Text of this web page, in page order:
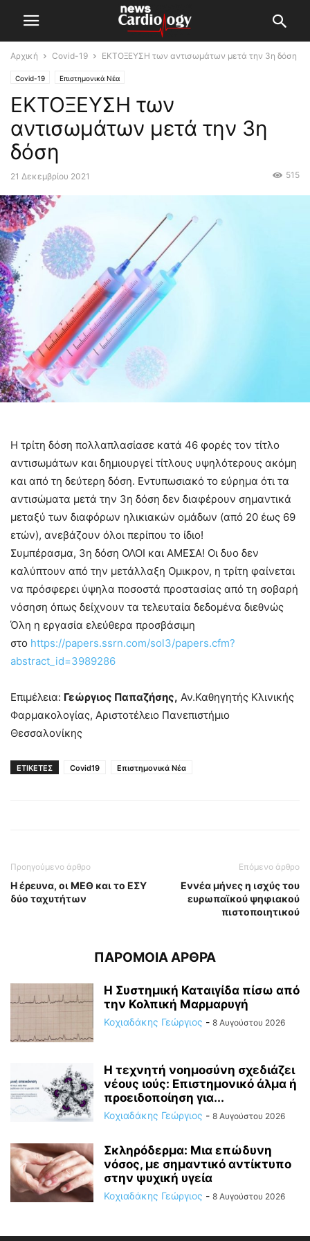
Αρχική Covid-19 ΕΚΤΟΞΕΥΣΗ των αντισωμάτων μετά την 3η δόση
Covid-19 Επιστημονικά Νέα
ΕΚΤΟΞΕΥΣΗ των
αντισωμάτων μετά την 3η
δόση
21 Δεκεμβρίου 2021 515
Η τρίτη δόση πολλαπλασίασε κατά 46 φορές τον τίτλο
αντισωμάτων και δημιουργεί τίτλους υψηλότερους ακόμη
και από τη δεύτερη δόση. Εντυπωσιακό το εύρημα ότι τα
αντισώματα μετά την 3η δόση δεν διαφέρουν σημαντικά
μεταξύ των διαφόρων ηλικιακών ομάδων (από 20 έως 69
ετών), ανεβάζουν όλοι περίπου το ίδιο!
Συμπέρασμα, 3η δόση ΟΛΟΙ και ΑΜΕΣΑ! Οι δυο δεν
καλύπτουν από την μετάλλαξη Ομικρον, η τρίτη φαίνεται
να πρόσφερει ύψηλα ποσοστά προστασίας από τη σοβαρή
νόσηση όπως δείχνουν τα τελευταία δεδομένα διεθνώς
Όλη η εργασία ελεύθερα προσβάσιμη
στο https://papers.ssrn.com/sol3/papers.cfm?
abstract_id=3989286
Επιμέλεια: Γεώργιος Παπαζήσης, Αν.Καθηγητής Κλινικής
Φαρμακολογίας, Αριστοτέλειο Πανεπιστήμιο
Θεσσαλονίκης
ΕΤΙΚΕΤΕΣ Covid19 Επιστημονικά Νέα
Προηγούμενο άρθρο
Η έρευνα, οι ΜΕΘ και το ΕΣΥ
δύο ταχυτήτων
Επόμενο άρθρο
Εννέα μήνες η ισχύς του
ευρωπαϊκού ψηφιακού
πιστοποιητικού
ΠΑΡΟΜΟΙΑ ΑΡΘΡΑ
Η Συστημική Καταιγίδα πίσω από
την Κολπική Μαρμαρυγή
Κοχιαδάκης Γεώργιος - 8 Αυγούστου 2026
Η τεχνητή νοημοσύνη σχεδιάζει
νέους ιούς: Επιστημονικό άλμα ή
προειδοποίηση για...
Κοχιαδάκης Γεώργιος - 8 Αυγούστου 2026
Σκληρόδερμα: Μια επώδυνη
νόσος, με σημαντικό αντίκτυπο
στην ψυχική υγεία
Κοχιαδάκης Γεώργιος - 8 Αυγούστου 2026